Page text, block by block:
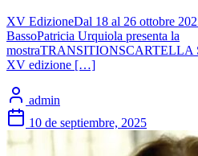
XV EdizioneDal 18 al 26 ottobre
BassoPatricia Urquiola presenta la
mostraTRANSITIONSCARTELLA
XV edizione […]
admin
10 de septiembre, 2025